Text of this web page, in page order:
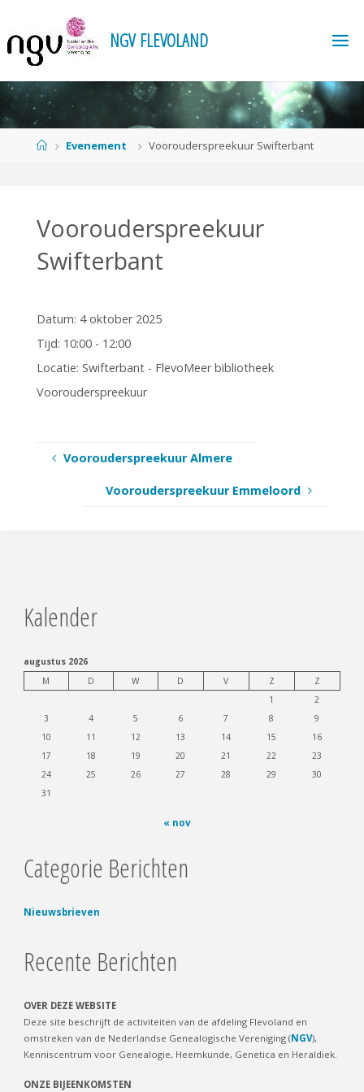
de
inhoud
NGV FLEVOLAND
HomeEvenement Voorouderspreekuur Swifterbant
Voorouderspreekuur
Swifterbant
Datum: 4 oktober 2025
Tijd: 10:00 - 12:00
Locatie: Swifterbant - FlevoMeer bibliotheek
Voorouderspreekuur
Voorouderspreekuur Almere
Voorouderspreekuur Emmeloord
Kalender
augustus 2026
M
D W D V Z
Z
1
2
3
4 5 6 7 8
9
10
11 12 13 14 15
16
17
18 19 20 21 22
23
24
25 26 27 28 29
30
31
« nov
Categorie Berichten
Nieuwsbrieven
Recente Berichten
OVER DEZE WEBSITE
Deze site beschrijft de activiteiten van de afdeling Flevoland en
omstreken van de Nederlandse Genealogische Vereniging (NGV),
Kenniscentrum voor Genealogie, Heemkunde, Genetica en Heraldiek.
ONZE BIJEENKOMSTEN